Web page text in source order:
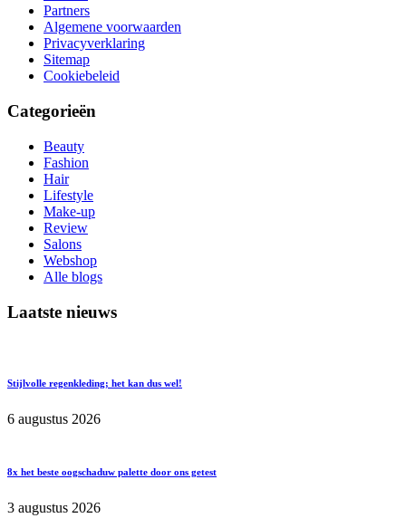
Partners
Algemene voorwaarden
Privacyverklaring
Sitemap
Cookiebeleid
Categorieën
Beauty
Fashion
Hair
Lifestyle
Make-up
Review
Salons
Webshop
Alle blogs
Laatste nieuws
Stijlvolle regenkleding; het kan dus wel!
6 augustus 2026
8x het beste oogschaduw palette door ons getest
3 augustus 2026